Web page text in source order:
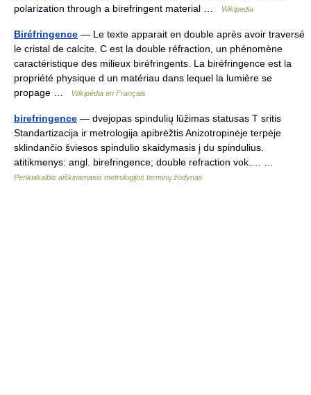
polarization through a birefringent material …
Wikipedia
Biréfringence — Le texte apparait en double après avoir traversé
le cristal de calcite. C est la double réfraction, un phénomène
caractéristique des milieux biréfringents. La biréfringence est la
propriété physique d un matériau dans lequel la lumière se
propage …
Wikipédia en Français
birefringence — dvejopas spindulių lūžimas statusas T sritis
Standartizacija ir metrologija apibrėžtis Anizotropinėje terpėje
sklindančio šviesos spindulio skaidymasis į du spindulius.
atitikmenys: angl. birefringence; double refraction vok.… …
Penkiakalbis aiškinamasis metrologijos terminų žodynas